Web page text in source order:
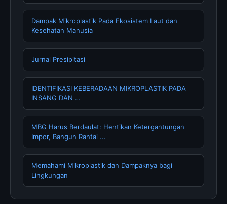
Dampak Mikroplastik Pada Ekosistem Laut dan
Kesehatan Manusia
Jurnal Presipitasi
IDENTIFIKASI KEBERADAAN MIKROPLASTIK PADA
INSANG DAN …
MBG Harus Berdaulat: Hentikan Ketergantungan
Impor, Bangun Rantai ...
Memahami Mikroplastik dan Dampaknya bagi
Lingkungan